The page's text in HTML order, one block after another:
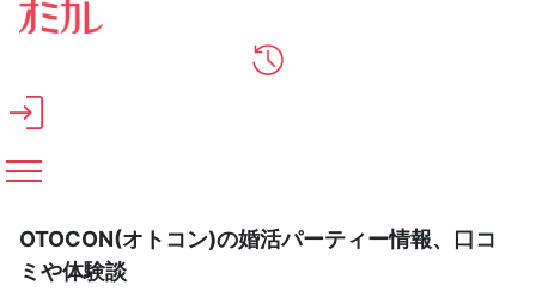
メインコンテンツへスキップ
OTOCON(オトコン)の婚活パーティー情報、口コ
ミや体験談